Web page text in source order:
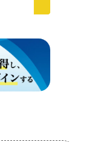
サービス
サイトへ